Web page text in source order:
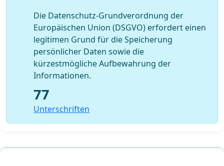
Täuflinge ihre Eltern dafür haftbar
machen will, die sich auf das
mittelalterliche System im Rahmen
einer langen Tradition gewöhnt hat,
ohne sie zu Hinterfragen was sie in
Wirklichkeit bedeutet
Ein US Bischof sagte in kath. net zur
Die Datenschutz-Grundverordnung der
Europäischen Union (DSGVO) erfordert einen
legitimen Grund für die Speicherung
persönlicher Daten sowie die
kürzestmögliche Aufbewahrung der
Informationen.
77
Unterschriften